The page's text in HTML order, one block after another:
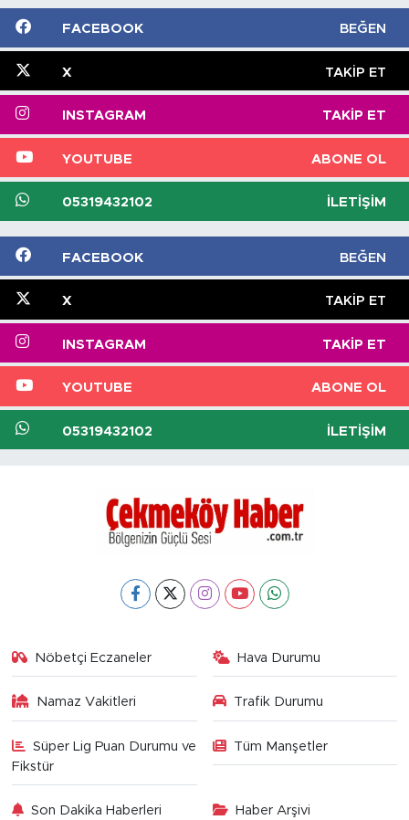
FACEBOOK BEĞEN
X TAKIP ET
INSTAGRAM TAKIP ET
YOUTUBE ABONE OL
05319432102 İLETIŞIM
FACEBOOK BEĞEN
X TAKIP ET
INSTAGRAM TAKIP ET
YOUTUBE ABONE OL
05319432102 İLETIŞIM
Nöbetçi Eczaneler Hava Durumu
Namaz Vakitleri Trafik Durumu
Süper Lig Puan Durumu ve
Fikstür
Tüm Manşetler
Son Dakika Haberleri Haber Arşivi